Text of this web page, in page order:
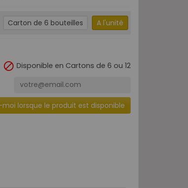
Carton de 6 bouteilles A l'unité
 Disponible en Cartons de 6 ou 12
lorsque le produit est disponible